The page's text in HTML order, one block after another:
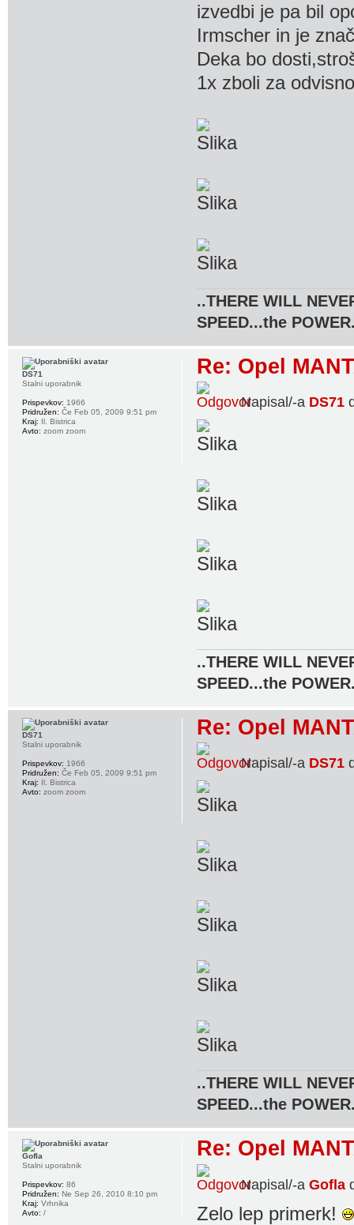
izvedbi je pa bil
Irmscher in je
Deka bo
1x zboli za
..THERE WILL
SPEED...the
Re: Opel
Napisal/-a DS71
..THERE WILL
SPEED...the
DS71
Stalni uporabnik
Prispevkov: 1966
Pridružen: Če Feb 05, 2009 9:51 pm
Kraj: Il. Bistrica
Avto: zoom zoom
Re: Opel
Napisal/-a DS71
..THERE WILL
SPEED...the
DS71
Stalni uporabnik
Prispevkov: 1966
Pridružen: Če Feb 05, 2009 9:51 pm
Kraj: Il. Bistrica
Avto: zoom zoom
Re: Opel
Napisal/-aGofla
Zelo lep primerk!
Gofla
Stalni uporabnik
Prispevkov: 86
Pridružen: Ne Sep 26, 2010 8:10 pm
Kraj: Vrhnika
Avto: /